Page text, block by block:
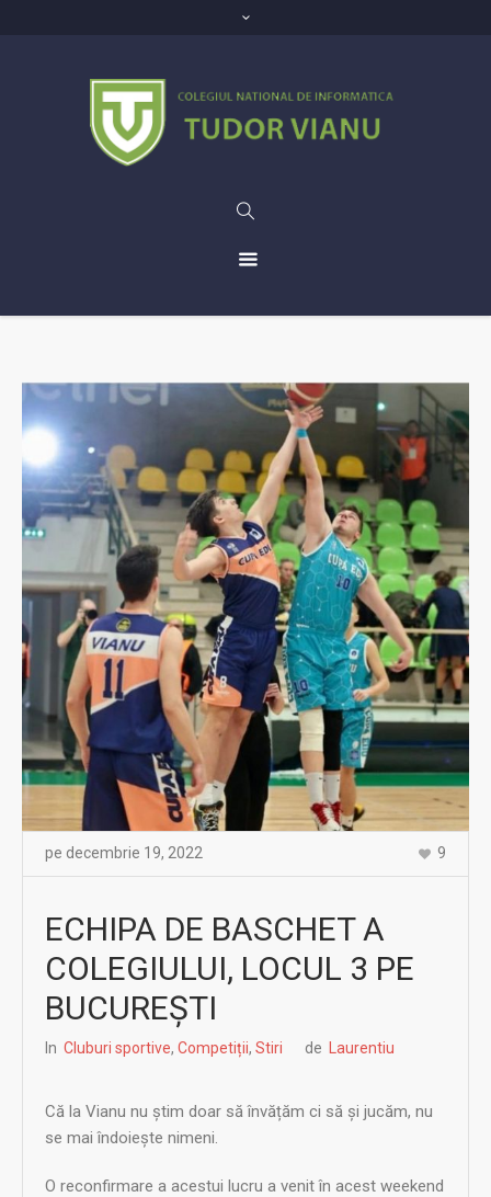
pe decembrie 19, 2022 9
ECHIPA DE BASCHET A
COLEGIULUI, LOCUL 3 PE
BUCUREȘTI
In Cluburi sportive, Competiții, Stiri de Laurentiu
Că la Vianu nu știm doar să învățăm ci să și jucăm, nu
se mai îndoiește nimeni.
O reconfirmare a acestui lucru a venit în acest weekend